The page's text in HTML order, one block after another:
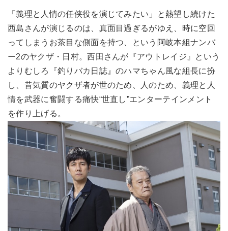
「義理と人情の任侠役を演じてみたい」と熱望し続けた
西島さんが演じるのは、真面目過ぎるがゆえ、時に空回
ってしまうお茶目な側面を持つ、という阿岐本組ナンバ
ー2のヤクザ・日村。西田さんが『アウトレイジ』という
よりむしろ『釣りバカ日誌』のハマちゃん風な組長に扮
し、昔気質のヤクザ者が世のため、人のため、義理と人
情を武器に奮闘する痛快“世直し”エンターテインメント
を作り上げる。